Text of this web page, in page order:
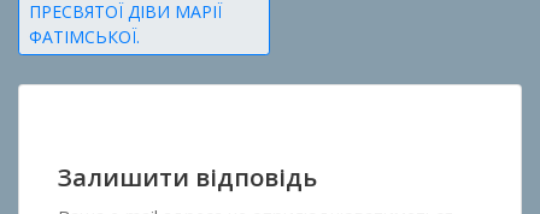
записів
ПРЕСВЯТОЇ ДІВИ МАРІЇ
ФАТІМСЬКОЇ.
Залишити відповідь